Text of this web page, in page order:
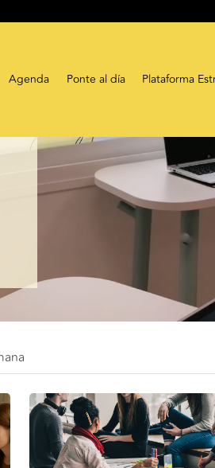
Agenda Ponte al día Plataforma